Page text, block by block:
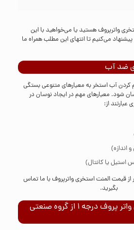
واترپروف هستید یا می‌خواهید با این
می‌کنیم تا انتهای این مطلب همراه ما
ضد آب
کردن آب استخر به معیارهای متنوعی بستگی
شود. معیارهای مهم در ایجاد نوسان در
از:
اندازه)
استیل یا کانتال)
قیمت المنت استخری واترپروف با ما تماس
بگیرید.
خرید المنت استخری واتر پروف درجه 1 از گروه صنعتی